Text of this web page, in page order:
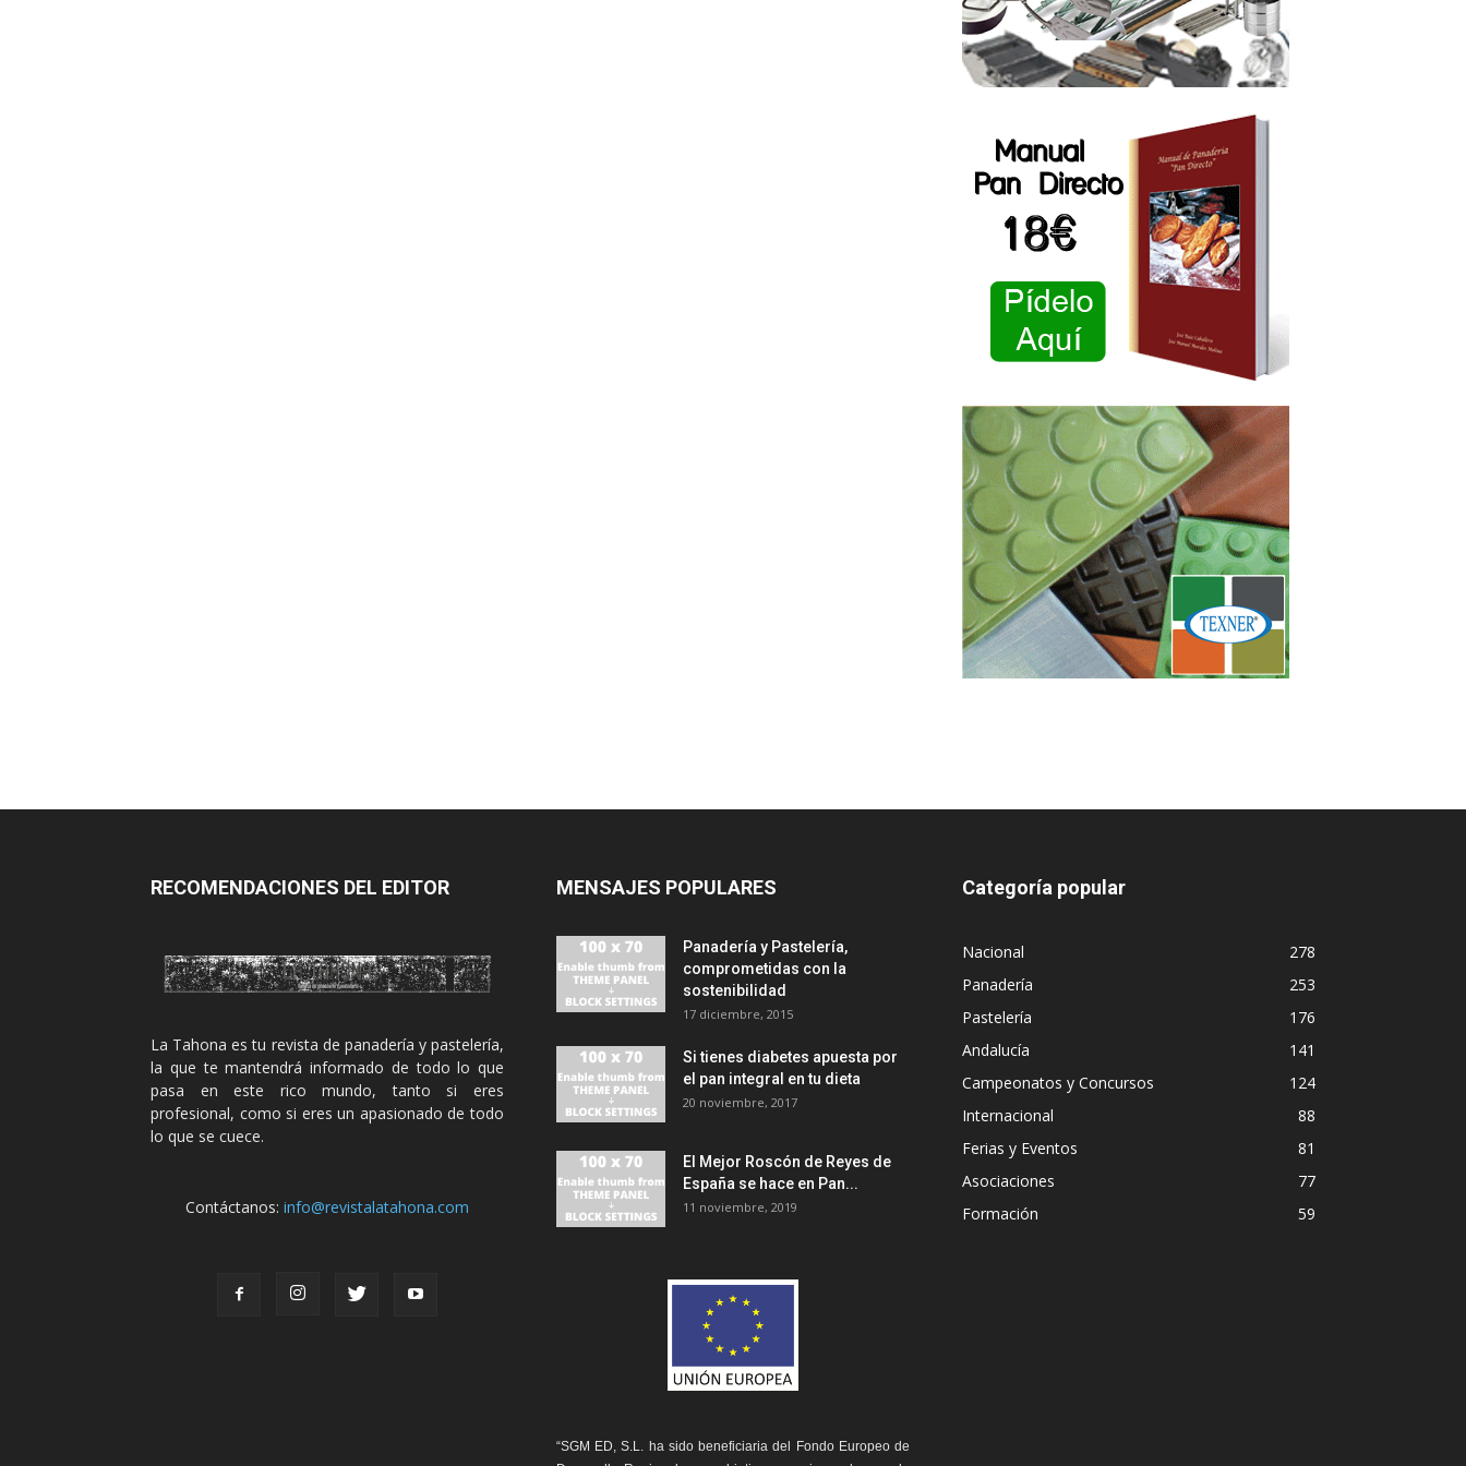
RECOMENDACIONES DEL EDITOR
La Tahona es tu revista de panadería y pastelería,
la que te mantendrá informado de todo lo que
pasa en este rico mundo, tanto si eres
profesional, como si eres un apasionado de todo
lo que se cuece.
Contáctanos: info@revistalatahona.com
MENSAJES POPULARES
Panadería y Pastelería,
comprometidas con la
sostenibilidad
17 diciembre, 2015
Si tienes diabetes apuesta por
el pan integral en tu dieta
20 noviembre, 2017
El Mejor Roscón de Reyes de
España se hace en Pan...
11 noviembre, 2019
“SGM ED, S.L. ha sido beneficiaria del Fondo Europeo de
Categoría popular
Nacional
278
Panadería
253
Pastelería
176
Andalucía
141
Campeonatos y Concursos
124
Internacional
88
Ferias y Eventos
81
Asociaciones
77
Formación
59